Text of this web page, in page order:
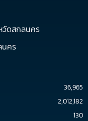
วัดสกลนคร
นคร
36,965
2,012,182
130